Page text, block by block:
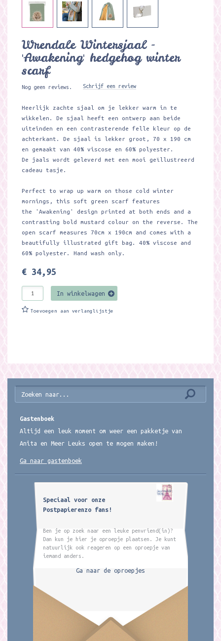
Wrendale Wintersjaal -
'Awakening' hedgehog winter
scarf
Nog geen reviews. Schrijf een review
Heerlijk zachte sjaal om je lekker warm in te
wikkelen. De sjaal heeft een ontwerp aan beide
uiteinden en een contrasterende felle kleur op de
achterkant. De sjaal is lekker groot, 70 x 190 cm
en gemaakt van 40% viscose en 60% polyester.
De jaals wordt geleverd met een mooi geïllustreerd
cadeau tasje.
Perfect to wrap up warm on those cold winter
mornings, this soft green scarf features
the 'Awakening' design printed at both ends and a
contrasting bold mustard colour on the reverse. The
open scarf measures 70cm x 190cm and comes with a
beautifully illustrated gift bag. 40% viscose and
60% polyester. Hand wash only.
€ 34,95
In winkelwagen
Toevoegen aan verlanglijstje
Gastenboek
Altijd een leuk moment om weer een pakketje van
Anita en Meer Leuks open te mogen maken!
Ga naar gastenboek
Speciaal voor onze
Postpapierenzo fans!
Ben je op zoek naar een leuke penvriend(in)?
Dan kun je hier je oproepje plaatsen. Je kunt
natuurlijk ook reageren op een oproepje van
iemand anders.
Ga naar de oproepjes